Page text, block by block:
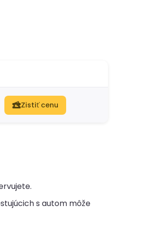
Zistiť cenu
s autom môže